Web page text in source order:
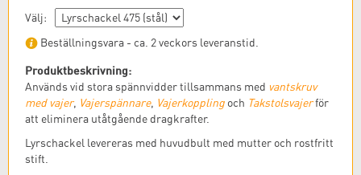
Välj:
Beställningsvara - ca. 2 veckors leveranstid.
Produktbeskrivning:
Används vid stora spännvidder tillsammans med vantskruv
med vajer, Vajerspännare, Vajerkoppling och Takstolsvajerför
att eliminera utåtgående dragkrafter.
Lyrschackel levereras med huvudbult med mutter och rostfritt
stift.